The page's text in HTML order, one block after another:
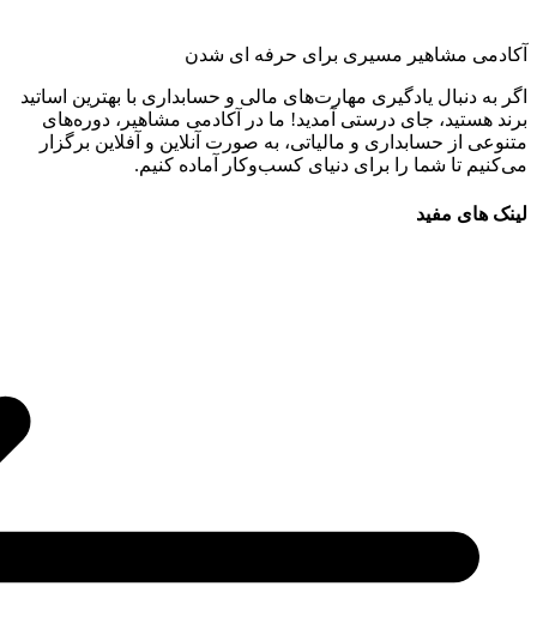
آکادمی مشاهیر مسیری برای حرفه ای شدن
اگر به دنبال یادگیری مهارت‌های مالی و حسابداری با بهترین اساتید
برند هستید، جای درستی آمدید! ما در آکادمی مشاهیر، دوره‌های
متنوعی از حسابداری و مالیاتی، به صورت آنلاین و آفلاین برگزار
می‌کنیم تا شما را برای دنیای کسب‌وکار آماده کنیم.
لینک های مفید